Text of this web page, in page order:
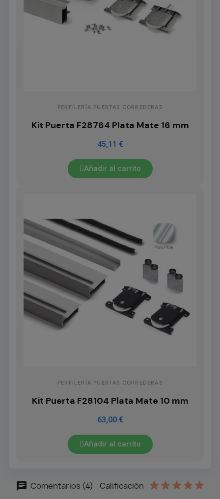
PERFILERÍA PUERTAS CORREDERAS
Kit Puerta F28764 Plata Mate 16 mm
45,11 €
Añadir al carrito
PERFILERÍA PUERTAS CORREDERAS
Kit Puerta F28104 Plata Mate 10 mm
63,00 €
Añadir al carrito
Comentarios (4) Calificación